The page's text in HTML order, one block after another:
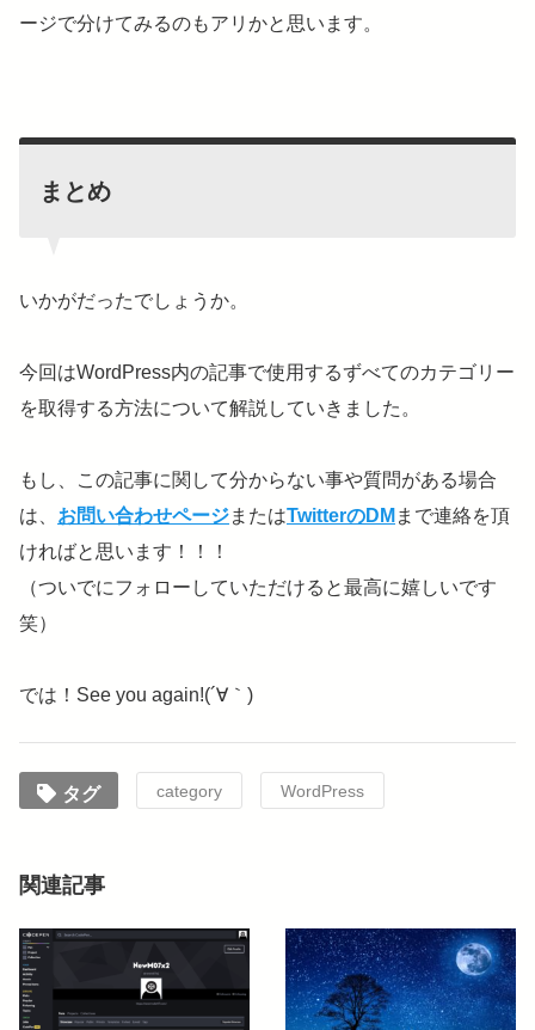
ージで分けてみるのもアリかと思います。
まとめ
いかがだったでしょうか。
今回はWordPress内の記事で使用するずべてのカテゴリー
を取得する方法について解説していきました。
もし、この記事に関して分からない事や質問がある場合
は、 お問い合わせページまたはTwitterのDM まで連絡を頂
ければと思います！！！
（ついでにフォローしていただけると最高に嬉しいです
笑）
では！See you again!(´∀｀)
タグ category WordPress
関連記事